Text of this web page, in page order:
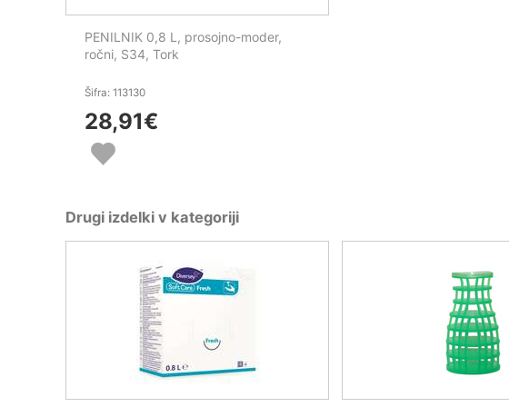
PENILNIK 0,8 L, prosojno-moder,
ročni, S34, Tork
Šifra: 113130
28,91€
Drugi izdelki v kategoriji